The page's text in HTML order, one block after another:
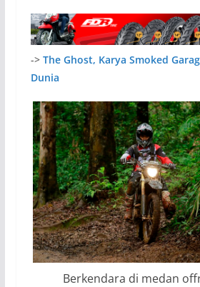
-> The Ghost, Karya Smoked
Dunia
Berkendara di medan